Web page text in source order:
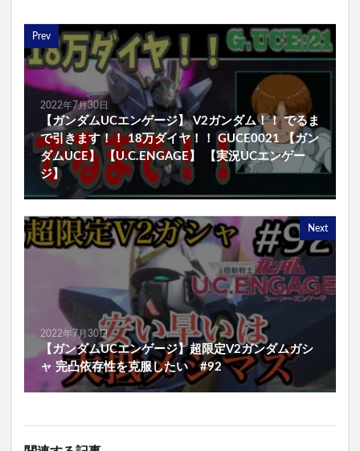
Prev
2022年7月30日
【ガンダムUCエンゲージ】 V2ガンダム！！ でるま
で引きます！！ 18万ダイヤ！！ GUCE0021 【ガン
ダムUCE】 【U.C.ENGAGE】 【実況UCエンゲー
ジ】
Next
2022年7月30日
【ガンダムUCエンゲージ】超限定V2ガンダムガシ
ャ 完凸依存性を克服したい #92